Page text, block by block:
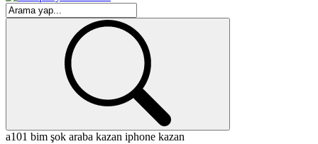
a101 bim şok araba kazan iphone kazan